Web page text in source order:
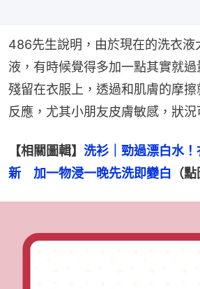
486先生說明，由於現在的洗衣液
液，有時候覺得多加一點其實就
殘留在衣服上，透過和肌膚的摩
反應，尤其小朋友皮膚敏感，狀況
【相關圖輯】 洗衫｜勁過漂白水
新　加一物浸一晚先洗即變白 （